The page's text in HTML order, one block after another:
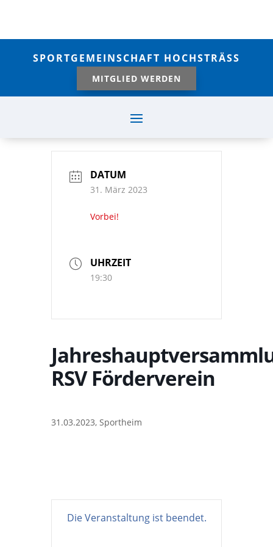
SPORTGEMEINSCHAFT HOCHSTRÄSS
MITGLIED WERDEN
DATUM
31. März 2023
Vorbei!
UHRZEIT
19:30
RSV Förderverein
31.03.2023, Sportheim
Die Veranstaltung ist beendet.